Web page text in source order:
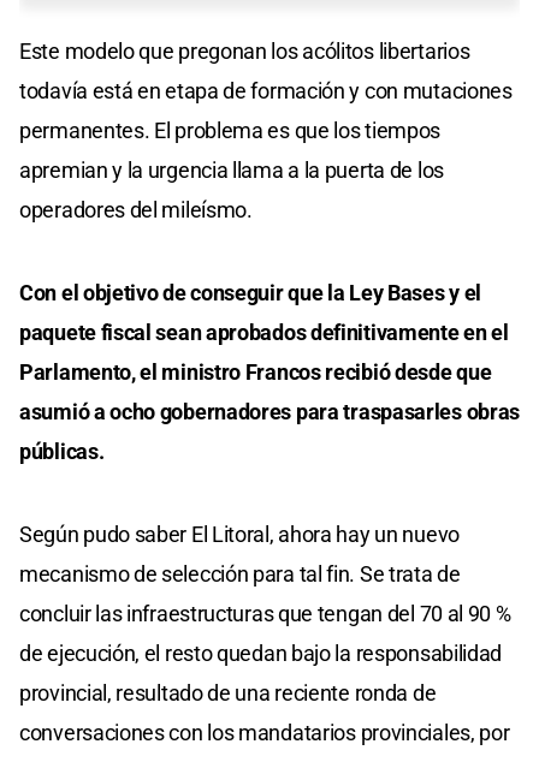
Este modelo que pregonan los acólitos libertarios
todavía está en etapa de formación y con mutaciones
permanentes. El problema es que los tiempos
apremian y la urgencia llama a la puerta de los
operadores del mileísmo.
Con el objetivo de conseguir que la Ley Bases y el
paquete fiscal sean aprobados definitivamente en el
Parlamento, el ministro Francos recibió desde que
asumió a ocho gobernadores para traspasarles obras
públicas.
Según pudo saber El Litoral, ahora hay un nuevo
mecanismo de selección para tal fin. Se trata de
concluir las infraestructuras que tengan del 70 al 90 %
de ejecución, el resto quedan bajo la responsabilidad
provincial, resultado de una reciente ronda de
conversaciones con los mandatarios provinciales, por